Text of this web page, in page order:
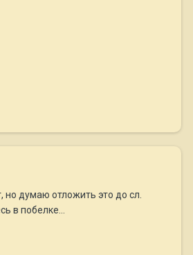
но думаю отложить это до сл.
в побелке...